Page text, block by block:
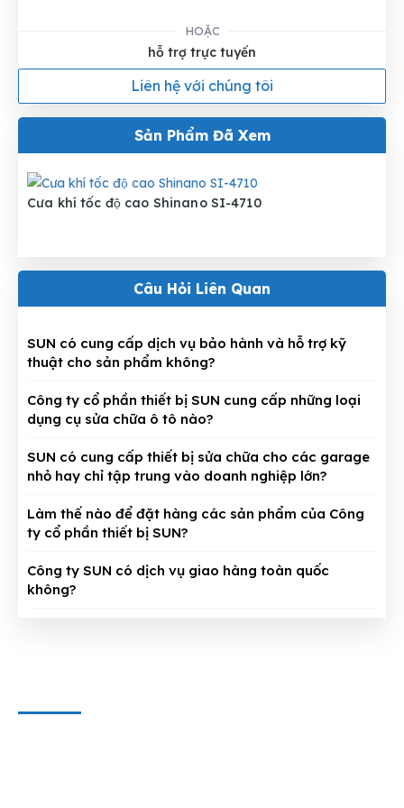
HOẶC
hỗ trợ trực tuyến
Liên hệ với chúng tôi
Sản Phẩm Đã Xem
Cưa khí tốc độ cao Shinano SI-4710
Câu Hỏi Liên Quan
SUN có cung cấp dịch vụ bảo hành và hỗ trợ kỹ
thuật cho sản phẩm không?
Công ty cổ phần thiết bị SUN cung cấp những loại
dụng cụ sửa chữa ô tô nào?
SUN có cung cấp thiết bị sửa chữa cho các garage
nhỏ hay chỉ tập trung vào doanh nghiệp lớn?
Làm thế nào để đặt hàng các sản phẩm của Công
ty cổ phần thiết bị SUN?
Công ty SUN có dịch vụ giao hàng toàn quốc
không?